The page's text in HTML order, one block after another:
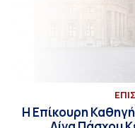
Η Επίκουρη